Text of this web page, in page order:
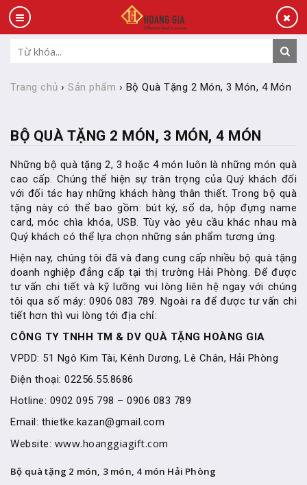
Trang chủ › Sản phẩm › Bộ Quà Tặng 2 Món, 3 Món, 4 Món
BỘ QUÀ TẶNG 2 MÓN, 3 MÓN, 4 MÓN
Những bộ quà tặng 2, 3 hoặc 4 món luôn là những món quà
cao cấp. Chúng thể hiện sự trân trọng của Quý khách đối
với đối tác hay những khách hàng thân thiết. Trong bộ quà
tặng này có thể bao gồm: bút ký, sổ da, hộp đựng name
card, móc chìa khóa, USB. Tùy vào yêu cầu khác nhau mà
Quý khách có thể lựa chọn những sản phẩm tương ứng.
Hiện nay, chúng tôi đã và đang cung cấp nhiều bộ quà tặng
doanh nghiệp đẳng cấp tại thị trường Hải Phòng. Để được
tư vấn chi tiết và kỹ lưỡng vui lòng liên hệ ngay với chúng
tôi qua số máy: 0906 083 789. Ngoài ra để được tư vấn chi
tiết hơn thì vui lòng tới địa chỉ:
CÔNG TY TNHH TM & DV QUÀ TẶNG HOÀNG GIA
VPDD: 51 Ngô Kim Tài, Kênh Dương, Lê Chân, Hải Phòng
Điện thoại: 02256.55.8686
Hotline: 0902 095 798 – 0906 083 789
Email: thietke.kazan@gmail.com
Website: www.hoanggiagift.com
Bộ quà tặng 2 món, 3 món, 4 món Hải Phòng